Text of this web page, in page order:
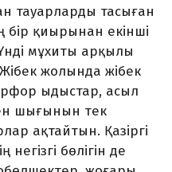
тауарларды тасыған
бір қиыры­нан екінші
мұхиты арқылы
жолында жібек
ыдыстар, асыл
шығынын тек
ақтай­тын. Қазіргі
негізгі бөлігін де